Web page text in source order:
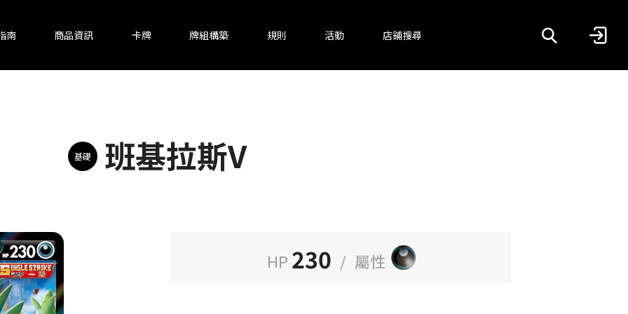
南 商品資訊 卡牌 牌組構築 規則 活動 店鋪搜尋
基礎 班基拉斯V
HP 230 / 屬性